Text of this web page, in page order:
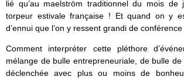
lié qu’au maelström traditionnel du mois
torpeur estivale française ! Et quand on y
d’ennui que l’on y ressent grandi de
Comment interpréter cette pléthore
mélange de bulle entrepreneuriale, de bulle de
déclenchée avec plus ou moins de